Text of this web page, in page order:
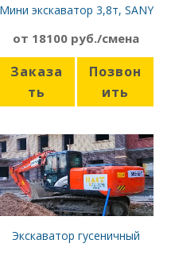
Мини экскаватор 3,8т, SANY
от 18100 руб./смена
Заказа
ть
Позвон
ить
Экскаватор гусеничный